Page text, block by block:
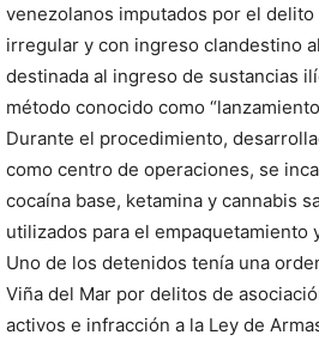
venezolanos imputados por el
irregular y con ingreso clandestino
destinada al ingreso de sustancias
método conocido como
Durante el procedimiento,
como centro de operaciones, se
cocaína base, ketamina y cannabis
utilizados para el
Uno de los detenidos tenía una
Viña del Mar por delitos de
activos e infracción a la Ley de